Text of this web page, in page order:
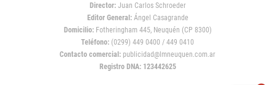
Director: Juan Carlos Schroeder
Editor General:Ángel Casagrande
Domicilio:Fotheringham 445, Neuquén (CP 8300)
Teléfono: (0299) 449 0400 / 449 0410
Contacto comercial: publicidad@lmneuquen.com.ar
Registro DNA: 123442625